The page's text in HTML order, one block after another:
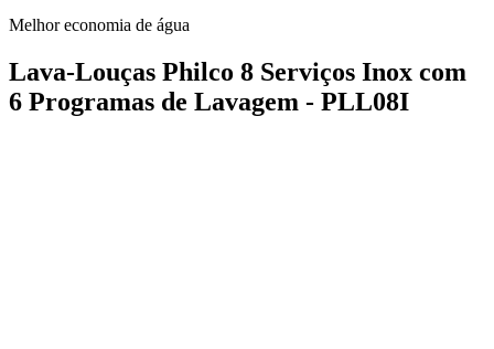
Melhor economia de água
Lava-Louças Philco 8 Serviços Inox com
6 Programas de Lavagem - PLL08I